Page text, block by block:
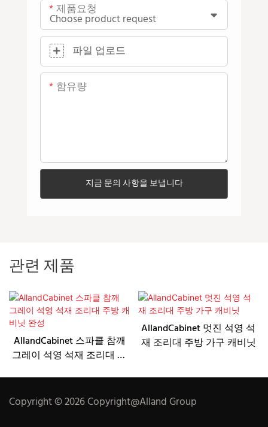
제품요청
파일 업로드
함유량
지금 문의 사항을 보냅니다
관련 제품
AllandCabinet 스파클 참깨
그레이 석영 석재 조리대 주
AllandCabinet 멋진 석영 석
재 조리대 주방 가구 캐비닛
Copyright © 2026 Copyright@Alland Group